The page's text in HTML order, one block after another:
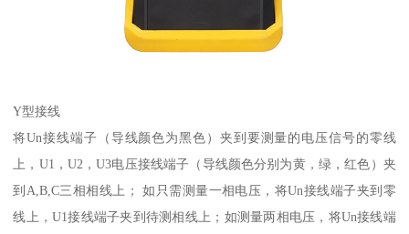
Y型接线
将Un接线端子（导线颜色为黑色）夹到要测量的电压信号的零线
上，U1，U2，U3电压接线端子（导线颜色分别为黄，绿，红色）夹
到A,B,C三相相线上； 如只需测量一相电压，将Un接线端子夹到零
线上，U1接线端子夹到待测相线上；如测量两相电压，将Un接线端